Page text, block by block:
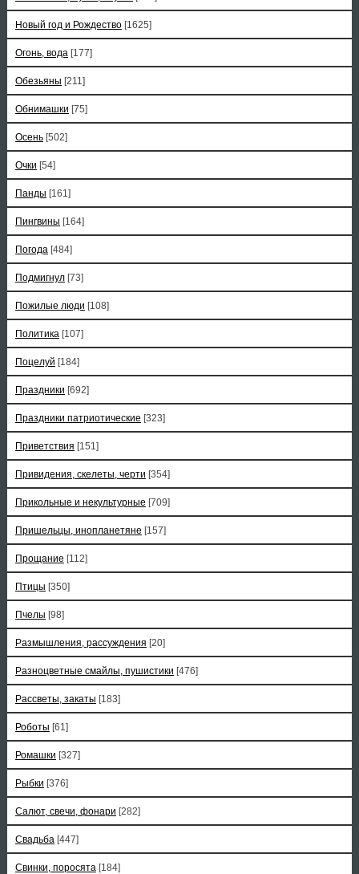
Новый год и Рождество [1625]
Огонь, вода [177]
Обезьяны [211]
Обнимашки [75]
Осень [502]
Очки [54]
Панды [161]
Пингвины [164]
Погода [484]
Подмигнул [73]
Пожилые люди [108]
Политика [107]
Поцелуй [184]
Праздники [692]
Праздники патриотические [323]
Приветствия [151]
Привидения, скелеты, черти [354]
Прикольные и некультурные [709]
Пришельцы, инопланетяне [157]
Прощание [112]
Птицы [350]
Пчелы [98]
Размышления, рассуждения [20]
Разноцветные смайлы, пушистики [476]
Рассветы, закаты [183]
Роботы [61]
Ромашки [327]
Рыбки [376]
Салют, свечи, фонари [282]
Свадьба [447]
Свинки, поросята [184]